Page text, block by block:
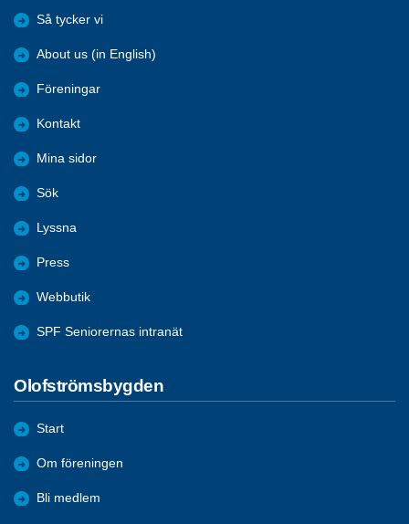
Så tycker vi
About us (in English)
Föreningar
Kontakt
Mina sidor
Sök
Lyssna
Press
Webbutik
SPF Seniorernas intranät
Olofströmsbygden
Start
Om föreningen
Bli medlem